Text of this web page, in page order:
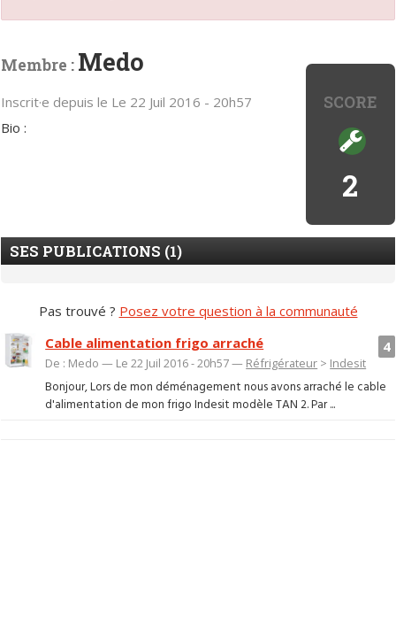
SCORE
2
Membre : Medo
Inscrit·e depuis le Le 22 Juil 2016 - 20h57
Bio :
SES PUBLICATIONS (1)
Pas trouvé ? Posez votre question à la communauté
4
Cable alimentation frigo arraché
De : Medo — Le 22 Juil 2016 - 20h57 — Réfrigérateur > Indesit
Bonjour, Lors de mon déménagement nous avons arraché le cable
d'alimentation de mon frigo Indesit modèle TAN 2. Par ...